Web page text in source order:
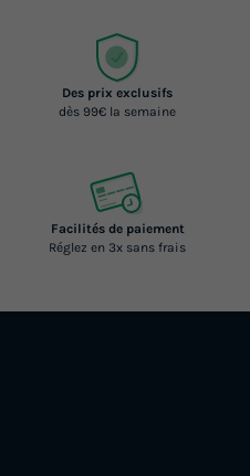
Des prix exclusifs
dès 99€ la semaine
Facilités de paiement
Réglez en 3x sans frais